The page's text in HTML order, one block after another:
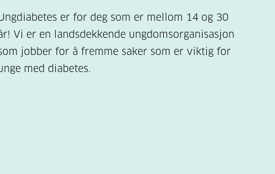
er for deg som er mellom 14 og 30
Vi er en landsdekkende ungdomsorganisasjon
jobber for å fremme saker som er viktig for
med diabetes.